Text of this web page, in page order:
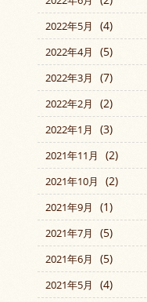
2022年5月 (4)
2022年4月 (5)
2022年3月 (7)
2022年2月 (2)
2022年1月 (3)
2021年11月 (2)
2021年10月 (2)
2021年9月 (1)
2021年7月 (5)
2021年6月 (5)
2021年5月 (4)